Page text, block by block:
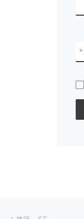
*
文章导航